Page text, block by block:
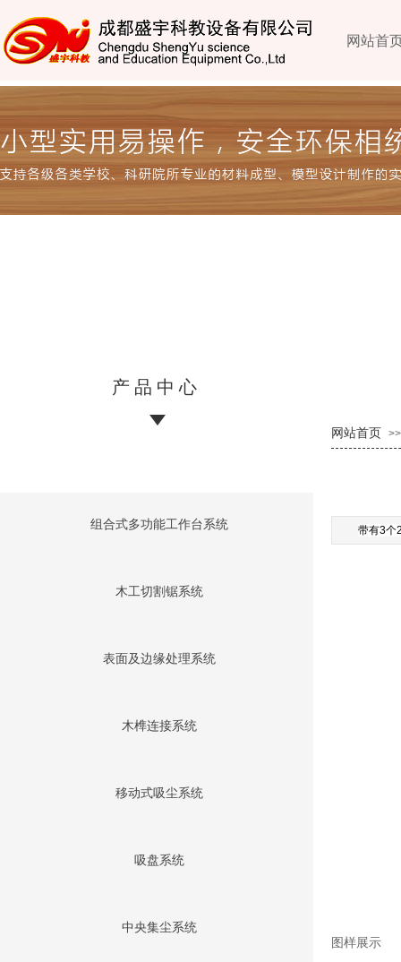
产品中心
网站首页 >>
带有3个
图样展示
组合式多功能工作台系统
木工切割锯系统
表面及边缘处理系统
木榫连接系统
移动式吸尘系统
吸盘系统
中央集尘系统
网站首